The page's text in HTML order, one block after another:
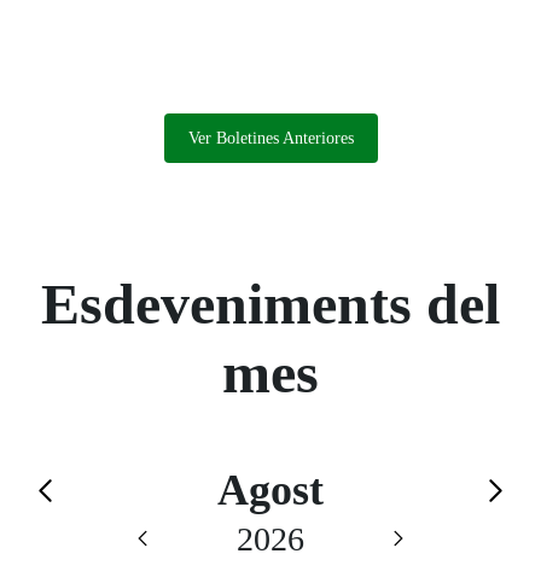
Ver Boletines Anteriores
Esdeveniments del
mes
Calendario de Agost
Saltar el calendario
Agost
2026